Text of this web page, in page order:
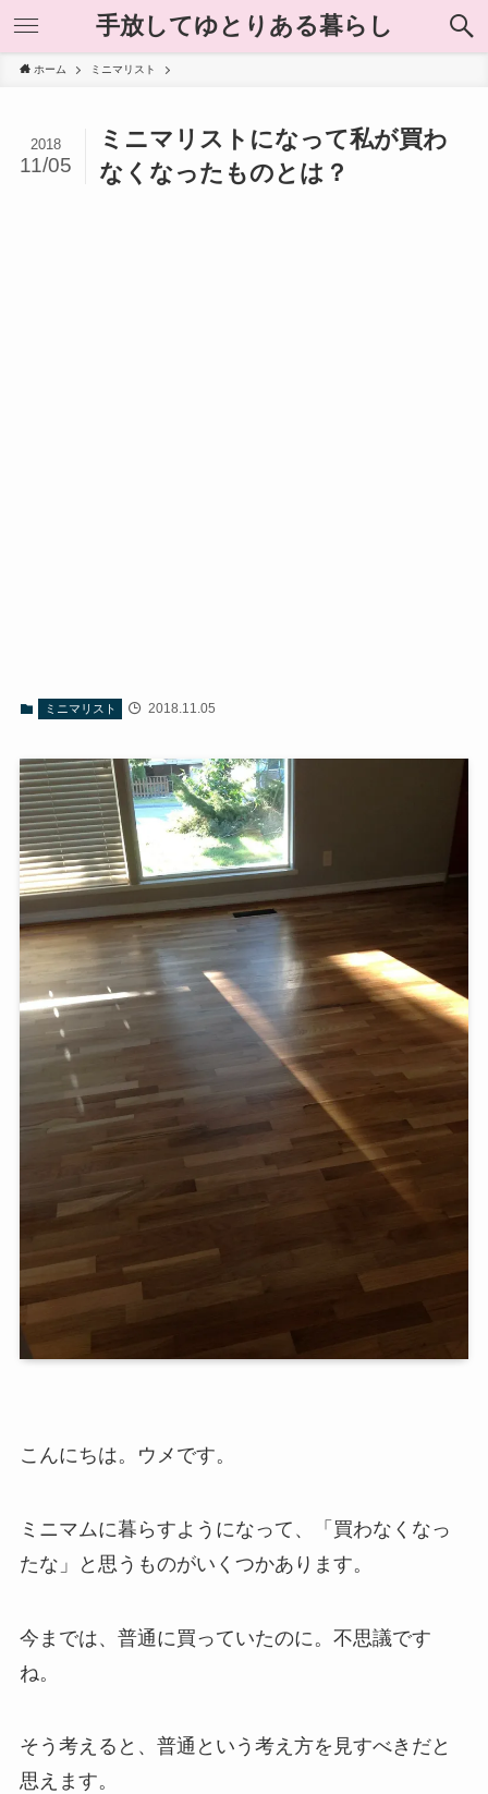
手放してゆとりある暮らし
ホーム ミニマリスト
ミニマリストになって私が買わ
なくなったものとは？
2018
11/05
ミニマリスト 2018.11.05
こんにちは。ウメです。
ミニマムに暮らすようになって、「買わなくなっ
たな」と思うものがいくつかあります。
今までは、普通に買っていたのに。不思議です
ね。
そう考えると、普通という考え方を見すべきだと
思えます。